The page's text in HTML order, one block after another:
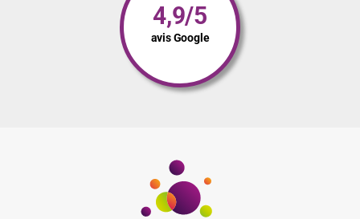
4,9/5
avis Google